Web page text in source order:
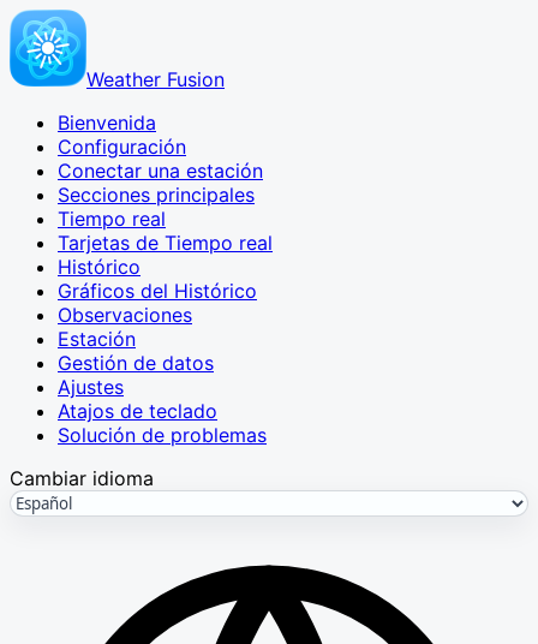
Weather Fusion
Bienvenida
Configuración
Conectar una estación
Secciones principales
Tiempo real
Tarjetas de Tiempo real
Histórico
Gráficos del Histórico
Observaciones
Estación
Gestión de datos
Ajustes
Atajos de teclado
Solución de problemas
Cambiar idioma